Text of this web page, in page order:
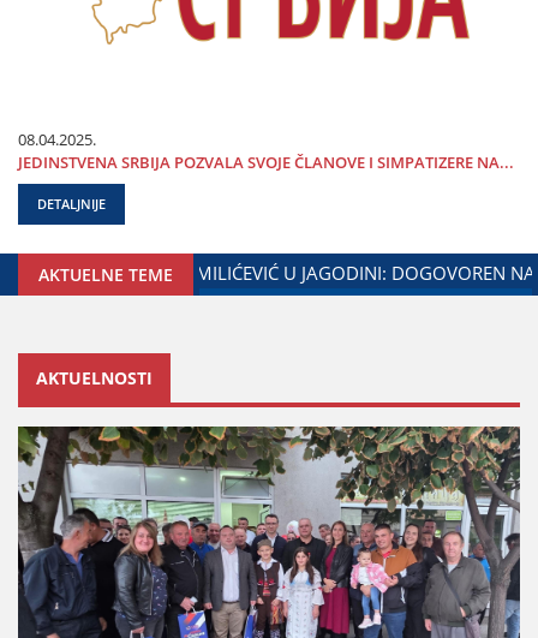
08.04.2025.
ЈEDINSTVENA SRBIЈA POZVALA SVOЈE ČLANOVE I SIMPATIZERE NA...
DETALJNIJE
AKTUELNE TEME
I MINISTARSTVA ZADUŽENOG ZA ODNOSE SA
AKTUELNOSTI